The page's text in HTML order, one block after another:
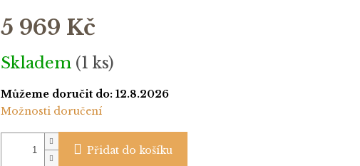
5 969 Kč
Měrná
cena:
Skladem (1 ks)
Můžeme doručit do: 12.8.2026
Možnosti doručení
Přidat do košíku